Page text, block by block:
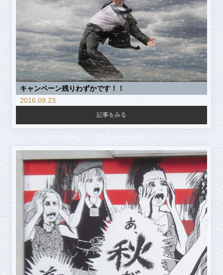
キャンペーン残りわずかです！！
2016.09.23
記事をみる